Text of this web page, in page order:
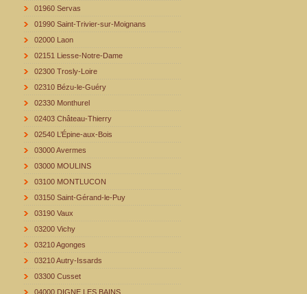
01960 Servas
01990 Saint-Trivier-sur-Moignans
02000 Laon
02151 Liesse-Notre-Dame
02300 Trosly-Loire
02310 Bézu-le-Guéry
02330 Monthurel
02403 Château-Thierry
02540 L’Épine-aux-Bois
03000 Avermes
03000 MOULINS
03100 MONTLUCON
03150 Saint-Gérand-le-Puy
03190 Vaux
03200 Vichy
03210 Agonges
03210 Autry-Issards
03300 Cusset
04000 DIGNE LES BAINS